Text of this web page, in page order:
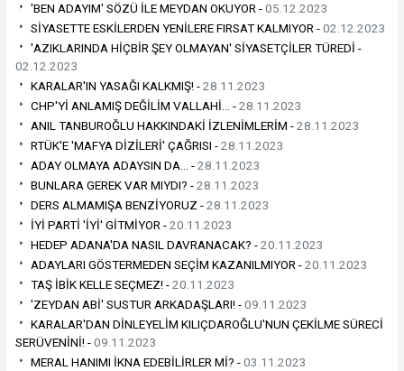
'BEN ADAYIM' SÖZÜ İLE MEYDAN OKUYOR -05.12.2023
SİYASETTE ESKİLERDEN YENİLERE FIRSAT KALMIYOR -02.12.2023
'AZIKLARINDA HİÇBİR ŞEY OLMAYAN' SİYASETÇİLER TÜREDİ -
02.12.2023
KARALAR'IN YASAĞI KALKMIŞ! -28.11.2023
CHP'Yİ ANLAMIŞ DEĞİLİM VALLAHİ… -28.11.2023
ANIL TANBUROĞLU HAKKINDAKİ İZLENİMLERİM -28.11.2023
RTÜK'E 'MAFYA DİZİLERİ' ÇAĞRISI -28.11.2023
ADAY OLMAYA ADAYSIN DA… -28.11.2023
BUNLARA GEREK VAR MIYDI? -28.11.2023
DERS ALMAMIŞA BENZİYORUZ -28.11.2023
İYİ PARTİ 'İYİ' GİTMİYOR -20.11.2023
HEDEP ADANA'DA NASIL DAVRANACAK? -20.11.2023
ADAYLARI GÖSTERMEDEN SEÇİM KAZANILMIYOR -20.11.2023
TAŞ İBİK KELLE SEÇMEZ! -20.11.2023
'ZEYDAN ABİ' SUSTUR ARKADAŞLARI! -09.11.2023
KARALAR'DAN DİNLEYELİM KILIÇDAROĞLU'NUN ÇEKİLME SÜRECİ
SERÜVENİNİ! -09.11.2023
MERAL HANIMI İKNA EDEBİLİRLER Mİ? -03.11.2023